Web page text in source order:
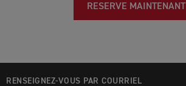
RESERVE MAINTENANT
RENSEIGNEZ-VOUS PAR COURRIEL